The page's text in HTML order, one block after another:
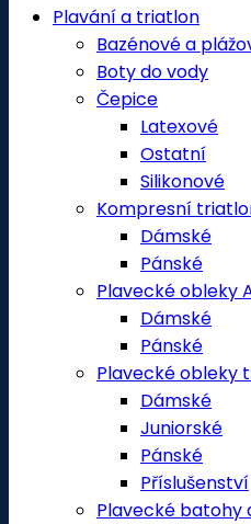
Plavání a triatlon
Bazénové a
Boty do vody
Čepice
Latexové
Ostatní
Silikonové
Kompresní
Dámské
Pánské
Plavecké obleky
Dámské
Pánské
Plavecké obleky
Dámské
Juniorské
Pánské
Příslušenství
Plavecké batohy